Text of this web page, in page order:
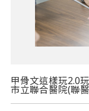
甲骨文這樣玩2.0
市立聯合醫院(聯